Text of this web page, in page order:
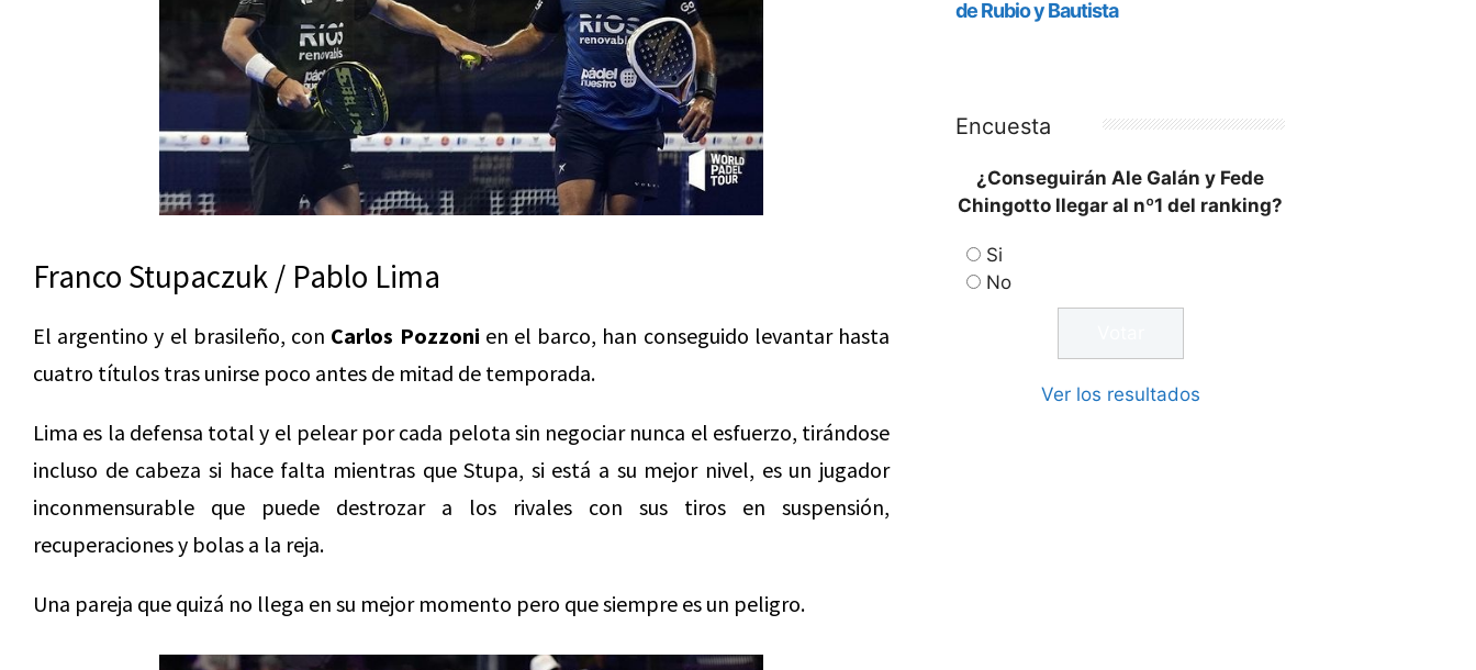
Franco Stupaczuk / Pablo Lima
El argentino y el brasileño, con Carlos Pozzoni en el barco, han conseguido levantar hasta
cuatro títulos tras unirse poco antes de mitad de temporada.
Lima es la defensa total y el pelear por cada pelota sin negociar nunca el esfuerzo, tirándose
incluso de cabeza si hace falta mientras que Stupa, si está a su mejor nivel, es un jugador
inconmensurable que puede destrozar a los rivales con sus tiros en suspensión,
recuperaciones y bolas a la reja.
Una pareja que quizá no llega en su mejor momento pero que siempre es un peligro.
Encuesta
¿Conseguirán Ale Galán y Fede
Chingotto llegar al nº1 del ranking?
Si
No
Ver los resultados